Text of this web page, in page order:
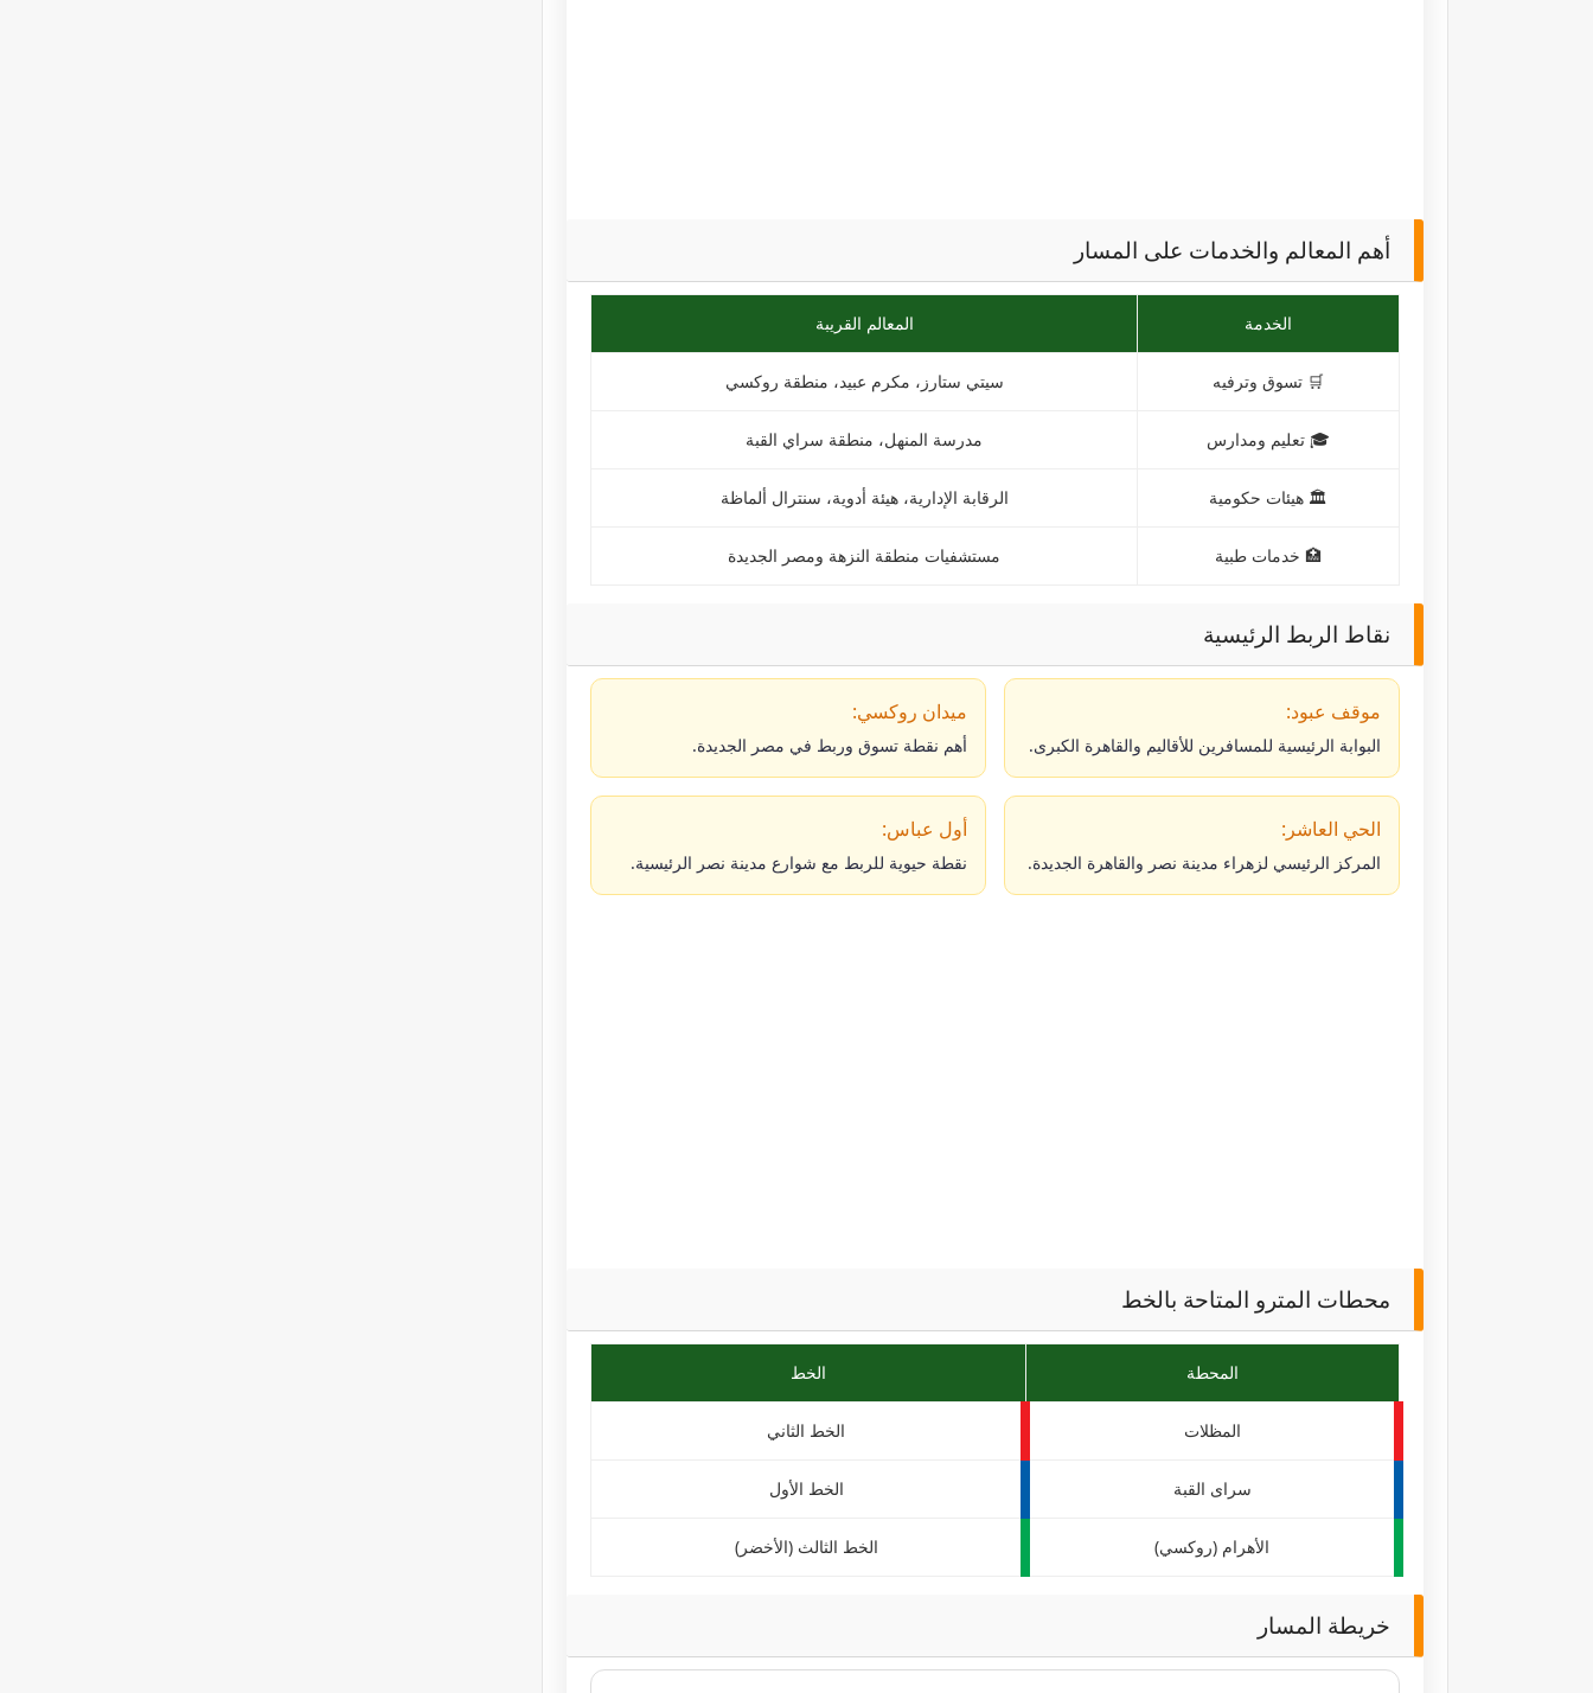
أهم المعالم والخدمات على المسار
الخدمة المعالم القريبة
🛒 تسوق وترفيه سيتي ستارز، مكرم عبيد، منطقة روكسي
🎓 تعليم ومدارس مدرسة المنهل، منطقة سراي القبة
🏛️ هيئات حكومية الرقابة الإدارية، هيئة أدوية، سنترال ألماظة
🏥 خدمات طبية مستشفيات منطقة النزهة ومصر الجديدة
نقاط الربط الرئيسية
موقف عبود:
البوابة الرئيسية للمسافرين للأقاليم والقاهرة الكبرى.
ميدان روكسي:
أهم نقطة تسوق وربط في مصر الجديدة.
الحي العاشر:
المركز الرئيسي لزهراء مدينة نصر والقاهرة الجديدة.
أول عباس:
نقطة حيوية للربط مع شوارع مدينة نصر الرئيسية.
محطات المترو المتاحة بالخط
المحطة الخط
المظلات الخط الثاني
سراى القبة الخط الأول
الأهرام (روكسي) الخط الثالث (الأخضر)
خريطة المسار